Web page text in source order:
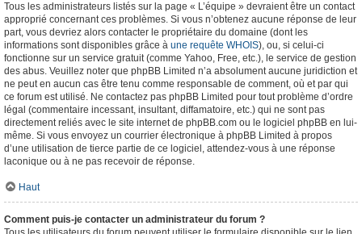
Tous les administrateurs listés sur la page « L’équipe » devraient être un contact
approprié concernant ces problèmes. Si vous n’obtenez aucune réponse de leur
part, vous devriez alors contacter le propriétaire du domaine (dont les
informations sont disponibles grâce à une requête WHOIS), ou, si celui-ci
fonctionne sur un service gratuit (comme Yahoo, Free, etc.), le service de gestion
des abus. Veuillez noter que phpBB Limited n’a absolument aucune juridiction et
ne peut en aucun cas être tenu comme responsable de comment, où et par qui
ce forum est utilisé. Ne contactez pas phpBB Limited pour tout problème d’ordre
légal (commentaire incessant, insultant, diffamatoire, etc.) qui ne sont pas
directement reliés avec le site internet de phpBB.com ou le logiciel phpBB en lui-
même. Si vous envoyez un courrier électronique à phpBB Limited à propos
d’une utilisation de tierce partie de ce logiciel, attendez-vous à une réponse
laconique ou à ne pas recevoir de réponse.
Haut
Comment puis-je contacter un administrateur du forum ?